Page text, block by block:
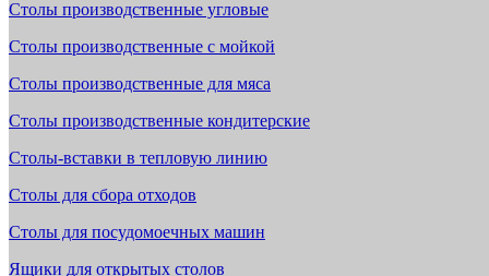
Столы производственные угловые
Столы производственные с мойкой
Столы производственные для мяса
Столы производственные кондитерские
Столы-вставки в тепловую линию
Столы для сбора отходов
Столы для посудомоечных машин
Ящики для открытых столов